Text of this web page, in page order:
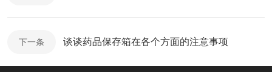
下一条 谈谈药品保存箱在各个方面的注意事项